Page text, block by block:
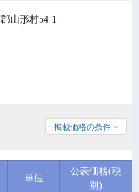
山形村54-1
掲載価格の条件 >
単位
公表価格(税
別)